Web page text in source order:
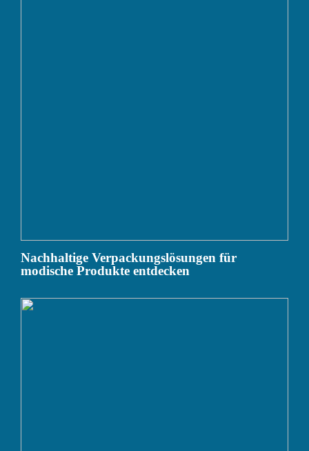
Nachhaltige Verpackungslösungen für
modische Produkte entdecken